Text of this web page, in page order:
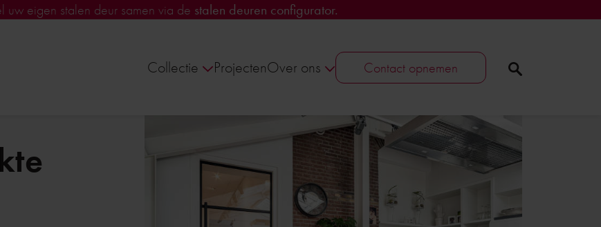
uw eigen stalen deur samen via de stalen deuren configurator.
Collectie ProjectenOver ons Contact opnemen